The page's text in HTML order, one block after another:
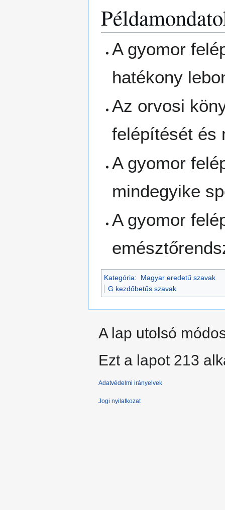
A gyomor
hatékony
Az orvosi
felépítését és
A gyomor
mindegyike
A gyomor
Kategória:
Magyar eredetű szavak
G kezdőbetűs szavak
A lap utolsó
Ezt a lapot 213
Adatvédelmi irányelvek
Jogi nyilatkozat